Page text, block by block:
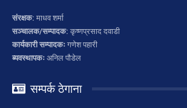
संरक्षक: माधव शर्मा
सञ्चालक/सम्पादक: कृष्णप्रसाद दवाडी
कार्यकारी सम्पादकः गणेश पहारी
ब्यवस्थापकः अनिल पौडेल
सम्पर्क ठेगाना